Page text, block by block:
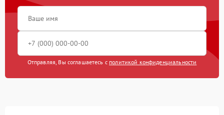
Отправляя, Вы соглашаетесь с политикой конфиденциальности